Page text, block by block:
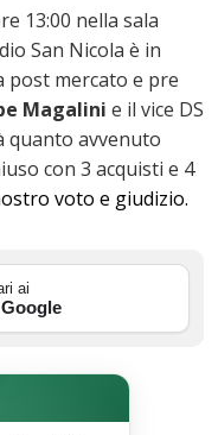
13:00 nella sala
San Nicola è in
post mercato e pre
Magalini e il vice DS
quanto avvenuto
con 3 acquisti e 4
voto e giudizio.
ai